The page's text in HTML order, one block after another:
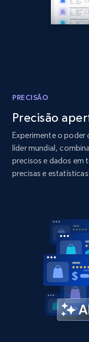
more.
2.1K+
Amazon
Amazon
Collecting
PRECISÃO
Precisão
Experimente o poder
líder mundial,
precisos e dados em
precisas e